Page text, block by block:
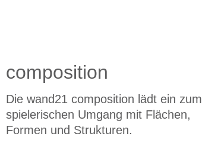
composition
Die wand21 composition lädt ein zum
spielerischen Umgang mit Flächen,
Formen und Strukturen.